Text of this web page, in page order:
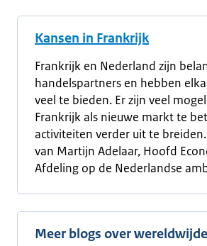
Kansen in Frankrijk
Frankrijk en Nederland zijn
handelspartners en hebben
veel te bieden. Er zijn veel
Frankrijk als nieuwe markt te
activiteiten verder uit te
van Martijn Adelaar, Hoofd
Afdeling op de Nederlandse
Meer blogs over